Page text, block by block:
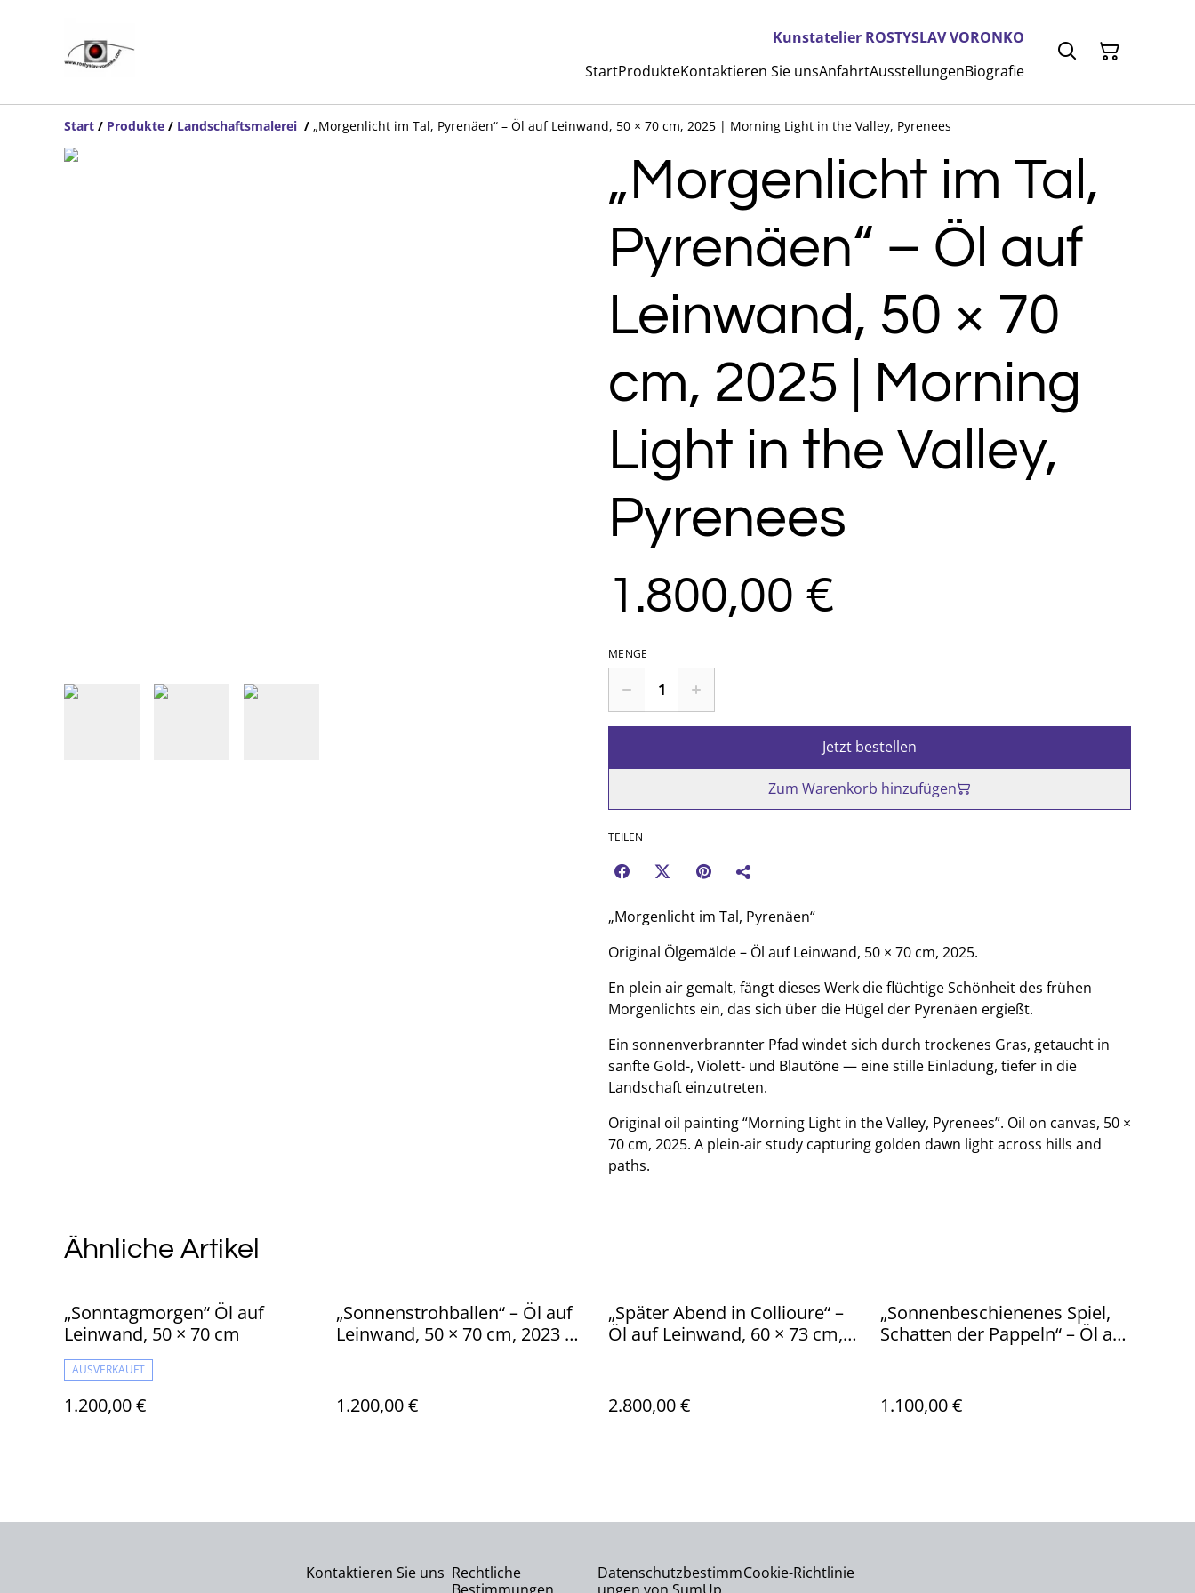
Kunstatelier ROSTYSLAV VORONKO
StartProdukteKontaktieren Sie unsAnfahrtAusstellungenBiografie
Start / Produkte / Landschaftsmalerei / „Morgenlicht im Tal, Pyrenäen“ – Öl auf Leinwand, 50 × 70 cm, 2025 | Morning Light in the Valley, Pyrenees
„Morgenlicht im Tal,
Pyrenäen“ – Öl auf
Leinwand, 50 × 70
cm, 2025 | Morning
Light in the Valley,
Pyrenees
1.800,00 €
MENGE
Jetzt bestellen
Zum Warenkorb hinzufügen
TEILEN
„Morgenlicht im Tal, Pyrenäen“
Original Ölgemälde – Öl auf Leinwand, 50 × 70 cm, 2025.
En plein air gemalt, fängt dieses Werk die flüchtige Schönheit des frühen
Morgenlichts ein, das sich über die Hügel der Pyrenäen ergießt.
Ein sonnenverbrannter Pfad windet sich durch trockenes Gras, getaucht in
sanfte Gold-, Violett- und Blautöne — eine stille Einladung, tiefer in die
Landschaft einzutreten.
Original oil painting “Morning Light in the Valley, Pyrenees”. Oil on canvas, 50 ×
70 cm, 2025. A plein-air study capturing golden dawn light across hills and
paths.
Ähnliche Artikel
„Sonntagmorgen“ Öl auf
Leinwand, 50 × 70 cm
AUSVERKAUFT
1.200,00 €
„Sonnenstrohballen“ – Öl auf
Leinwand, 50 × 70 cm, 2023 |
1.200,00 €
„Später Abend in Collioure“ –
Öl auf Leinwand, 60 × 73 cm,
2.800,00 €
„Sonnenbeschienenes Spiel,
Schatten der Pappeln“ – Öl auf
1.100,00 €
Kontaktieren Sie uns Rechtliche
DatenschutzbestimmCookie-Richtlinie